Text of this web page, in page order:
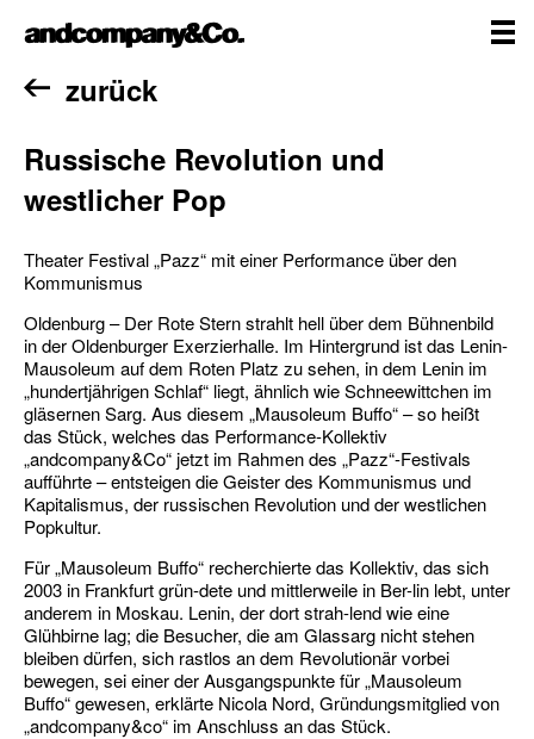
Inhalt
andcompany&Co
Homezurück
Russische Revolution und
westlicher Pop
Theater Festival „Pazz“ mit einer Performance über den
Kommunismus
Oldenburg – Der Rote Stern strahlt hell über dem Bühnenbild
in der Oldenburger Exerzierhalle. Im Hintergrund ist das Lenin-
Mausoleum auf dem Roten Platz zu sehen, in dem Lenin im
„hundertjährigen Schlaf“ liegt, ähnlich wie Schneewittchen im
gläsernen Sarg. Aus diesem „Mausoleum Buffo“ – so heißt
das Stück, welches das Performance-Kollektiv
„andcompany&Co“ jetzt im Rahmen des „Pazz“-Festivals
aufführte – entsteigen die Geister des Kommunismus und
Kapitalismus, der russischen Revolution und der westlichen
Popkultur.
Für „Mausoleum Buffo“ recherchierte das Kollektiv, das sich
2003 in Frankfurt grün-dete und mittlerweile in Ber-lin lebt, unter
anderem in Moskau. Lenin, der dort strah-lend wie eine
Glühbirne lag; die Besucher, die am Glassarg nicht stehen
bleiben dürfen, sich rastlos an dem Revolutionär vorbei
bewegen, sei einer der Ausgangspunkte für „Mausoleum
Buffo“ gewesen, erklärte Nicola Nord, Gründungsmitglied von
„andcompany&co“ im Anschluss an das Stück.